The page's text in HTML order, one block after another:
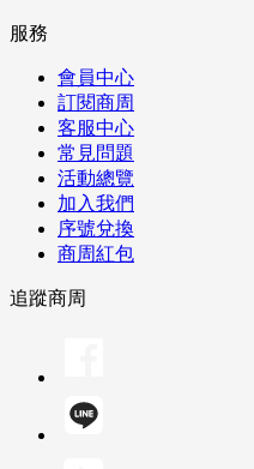
服務
會員中心
訂閱商周
客服中心
常見問題
活動總覽
加入我們
序號兌換
商周紅包
追蹤商周